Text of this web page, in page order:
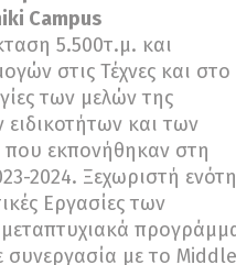
Campus
5.500τ.μ. και
στις Τέχνες και στο
των μελών της
και των
εκπονήθηκαν στη
2024. Ξεχωριστή
Εργασίες των
με το